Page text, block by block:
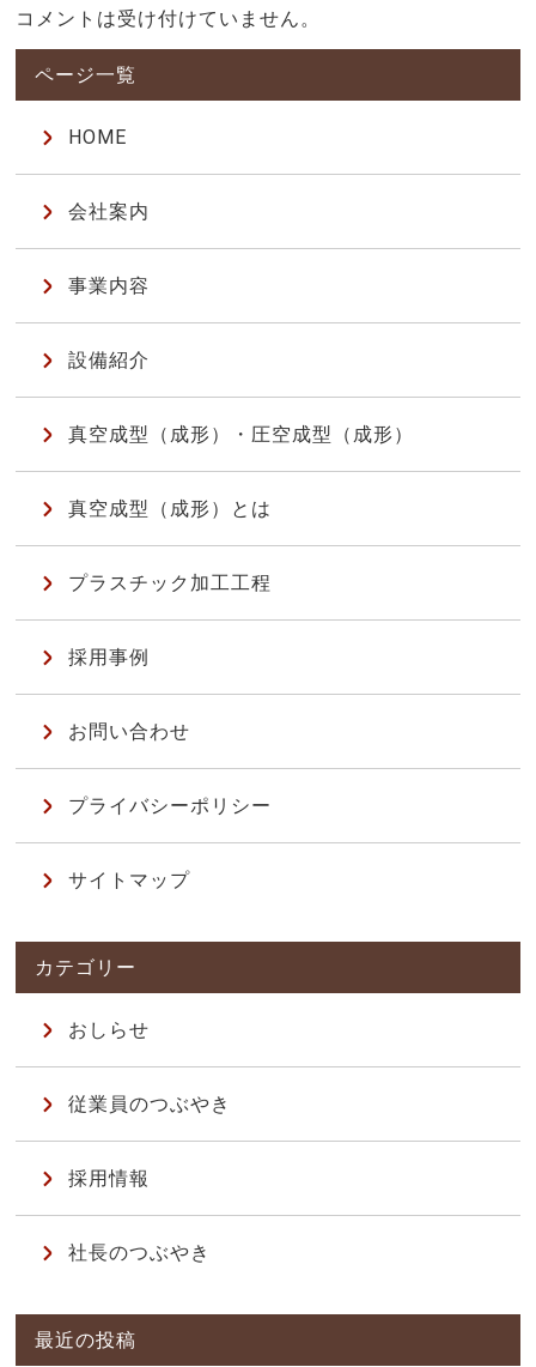
コメントは受け付けていません。
HOME
会社案内
事業内容
設備紹介
真空成型（成形）・圧空成型（成形）
真空成型（成形）とは
プラスチック加工工程
採用事例
お問い合わせ
プライバシーポリシー
サイトマップ
おしらせ
従業員のつぶやき
採用情報
社長のつぶやき